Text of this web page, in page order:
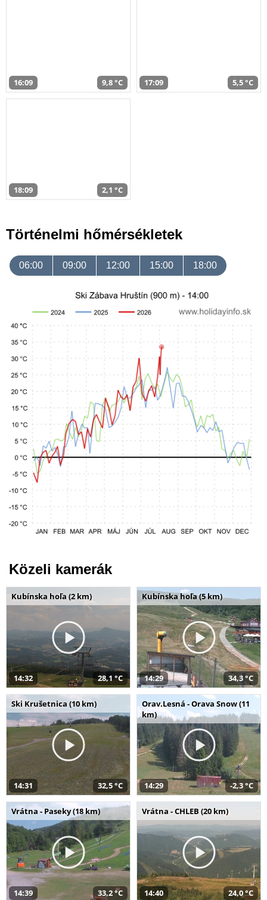
16:09 9,8 °C 17:09 5,5 °C
18:09 2,1 °C
Történelmi hőmérsékletek
06:00 09:00 12:00 15:00 18:00
Közeli kamerák
Kubínska hoľa (2 km)
14:32 28,1 °C
Kubínska hoľa (5 km)
14:29 34,3 °C
Ski Krušetnica (10 km)
14:31 32,5 °C
Orav.Lesná - Orava Snow (11
km)
14:29 -2,3 °C
Vrátna - Paseky (18 km)
14:39 33,2 °C
Vrátna - CHLEB (20 km)
14:40 24,0 °C